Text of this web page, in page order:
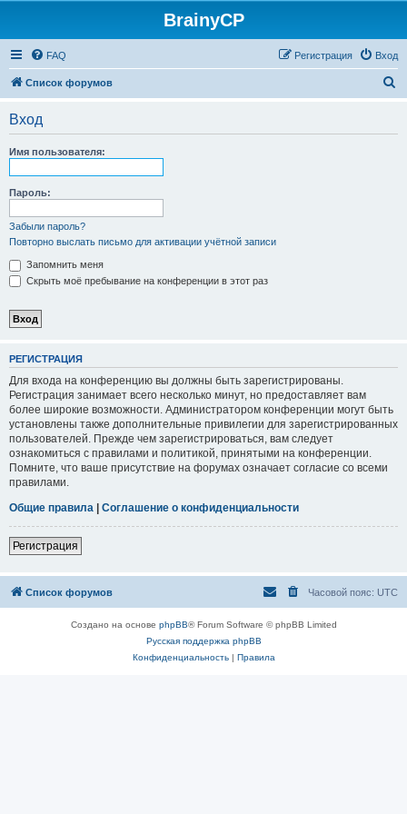
BrainyCP
FAQ Вход
Регистрация
Список форумов
Вход
Имя пользователя:
Пароль:
Забыли пароль?
Повторно выслать письмо для активации учётной записи
Запомнить меня
Скрыть моё пребывание на конференции в этот раз
РЕГИСТРАЦИЯ
Для входа на конференцию вы должны быть зарегистрированы.
Регистрация занимает всего несколько минут, но предоставляет вам
более широкие возможности. Администратором конференции могут быть
установлены также дополнительные привилегии для зарегистрированных
пользователей. Прежде чем зарегистрироваться, вам следует
ознакомиться с правилами и политикой, принятыми на конференции.
Помните, что ваше присутствие на форумах означает согласие со всеми
правилами.
Общие правила | Соглашение о конфиденциальности
Регистрация
Список форумов Часовой пояс: UTC
Создано на основе phpBB® Forum Software © phpBB Limited
Русская поддержка phpBB
Конфиденциальность| Правила